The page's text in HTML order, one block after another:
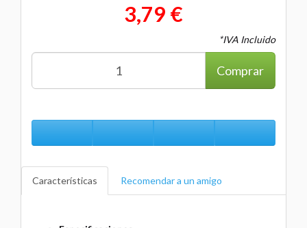
3,79 €
*IVA Incluido
Comprar
Características Recomendar a un amigo